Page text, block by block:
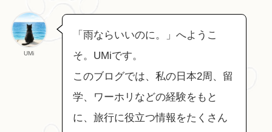
UMi
「雨ならいいのに。」へようこ
そ。UMiです。
このブログでは、私の日本2周、留
学、ワーホリなどの経験をもと
に、旅行に役立つ情報をたくさん